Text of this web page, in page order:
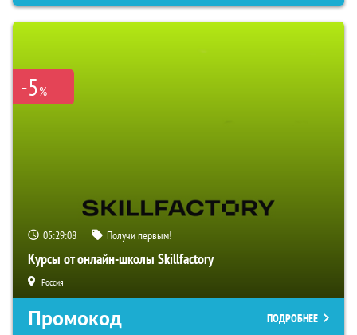
-5%
05:29:07 Получи первым!
Курсы от онлайн-школы Skillfactory
Россия
Промокод ПОДРОБНЕЕ